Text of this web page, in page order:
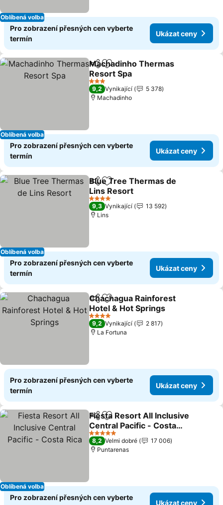
Oblíbená volba
Pro zobrazení přesných cen vyberte
termín
Ukázat ceny
Oblíbená volba
SdíletPřidat na seznam oblíbených
Machadinho Thermas
Resort Spa
3 Počet hvězdiček
9,2 Vynikající
5 378
Machadinho
Pro zobrazení přesných cen vyberte
termín
Ukázat ceny
Oblíbená volba
SdíletPřidat na seznam oblíbených
Blue Tree Thermas de
Lins Resort
4 Počet hvězdiček
9,3 Vynikající
13 592
Lins
Pro zobrazení přesných cen vyberte
termín
Ukázat ceny
SdíletPřidat na seznam oblíbených
Chachagua Rainforest
Hotel & Hot Springs
4 Počet hvězdiček
9,2 Vynikající
2 817
La Fortuna
Pro zobrazení přesných cen vyberte
termín
Ukázat ceny
Oblíbená volba
SdíletPřidat na seznam oblíbených
Fiesta Resort All Inclusive
Central Pacific - Costa
Rica
5 Počet hvězdiček
8,2 Velmi dobré
17 006
Puntarenas
Pro zobrazení přesných cen vyberte
Ukázat ceny